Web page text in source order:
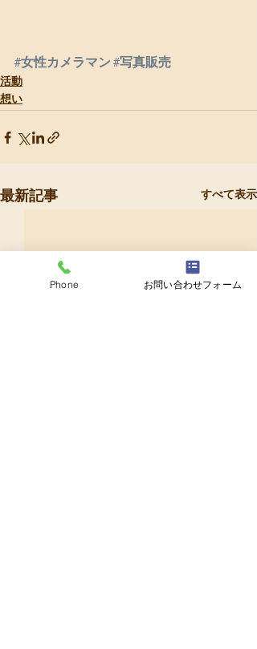
#女性カメラマン#写真販売
活動
想い
最新記事 すべて表示
Phone お問い合わせフォーム